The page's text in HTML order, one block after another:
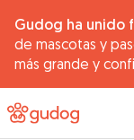
Gudog ha unido
de mascotas y
más grande y